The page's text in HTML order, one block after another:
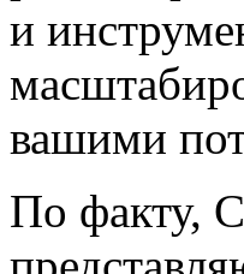
и
вашими
По факту,